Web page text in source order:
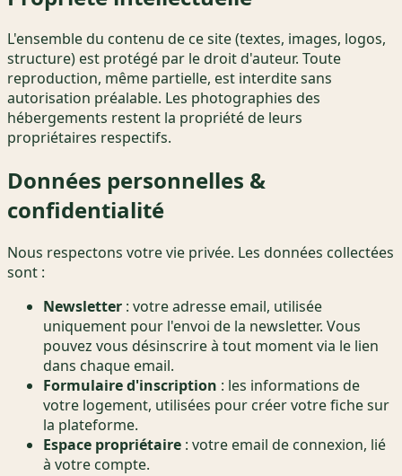
L'ensemble du contenu de ce site (textes, images, logos,
structure) est protégé par le droit d'auteur. Toute
reproduction, même partielle, est interdite sans
autorisation préalable. Les photographies des
hébergements restent la propriété de leurs
propriétaires respectifs.
Données personnelles &
confidentialité
Nous respectons votre vie privée. Les données collectées
sont :
Newsletter : votre adresse email, utilisée
uniquement pour l'envoi de la newsletter. Vous
pouvez vous désinscrire à tout moment via le lien
dans chaque email.
Formulaire d'inscription : les informations de
votre logement, utilisées pour créer votre fiche sur
la plateforme.
Espace propriétaire : votre email de connexion, lié
à votre compte.